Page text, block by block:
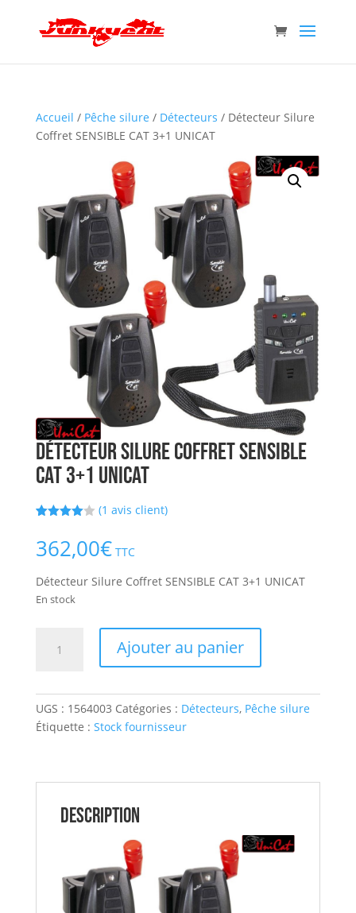
Accueil / Pêche silure / Détecteurs / Détecteur Silure
Coffret SENSIBLE CAT 3+1 UNICAT
Détecteur Silure Coffret SENSIBLE
CAT 3+1 UNICAT
basé
client
(1 avis client)
362,00€ TTC
Détecteur Silure Coffret SENSIBLE CAT 3+1 UNICAT
En stock
Silure
Coffret
SENSIBLE
UNICAT
Ajouter au panier
UGS : 1564003 Catégories : Détecteurs, Pêche silure
Étiquette : Stock fournisseur
Description